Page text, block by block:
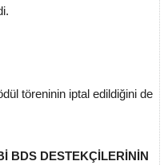
töreninin iptal edildiğini de
BDS DESTEKÇİLERİNİN